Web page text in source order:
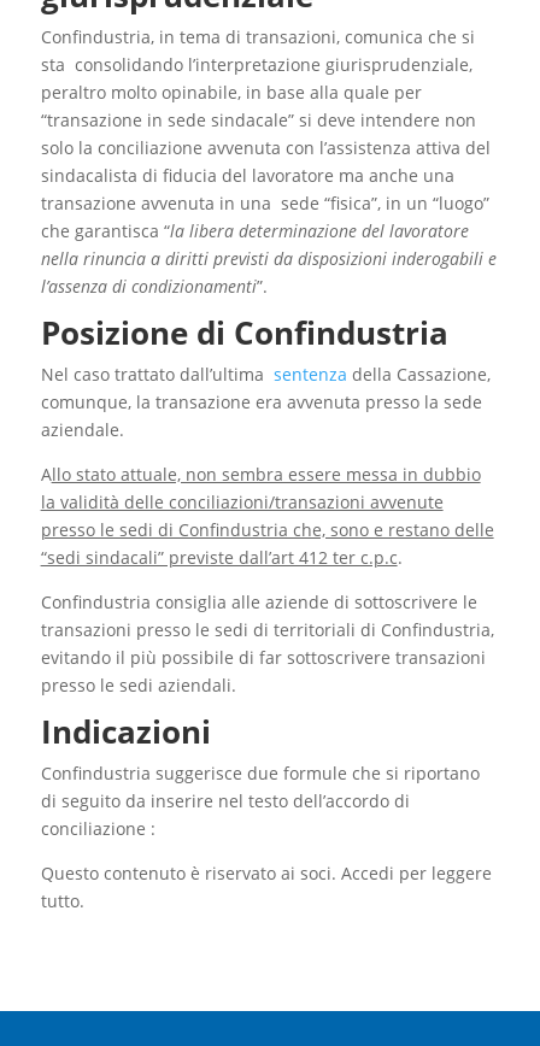
Confindustria, in tema di transazioni, comunica che si
sta consolidando l’interpretazione giurisprudenziale,
peraltro molto opinabile, in base alla quale per
“transazione in sede sindacale” si deve intendere non
solo la conciliazione avvenuta con l’assistenza attiva del
sindacalista di fiducia del lavoratore ma anche una
transazione avvenuta in una sede “fisica”, in un “luogo”
che garantisca “la libera determinazione del lavoratore
nella rinuncia a diritti previsti da disposizioni inderogabili e
l’assenza di condizionamenti”.
Posizione di Confindustria
Nel caso trattato dall’ultima sentenza della Cassazione,
comunque, la transazione era avvenuta presso la sede
aziendale.
Allo stato attuale, non sembra essere messa in dubbio
la validità delle conciliazioni/transazioni avvenute
presso le sedi di Confindustria che, sono e restano delle
“sedi sindacali” previste dall’art 412 ter c.p.c.
Confindustria consiglia alle aziende di sottoscrivere le
transazioni presso le sedi di territoriali di Confindustria,
evitando il più possibile di far sottoscrivere transazioni
presso le sedi aziendali.
Indicazioni
Confindustria suggerisce due formule che si riportano
di seguito da inserire nel testo dell’accordo di
conciliazione :
Questo contenuto è riservato ai soci. Accedi per leggere
tutto.